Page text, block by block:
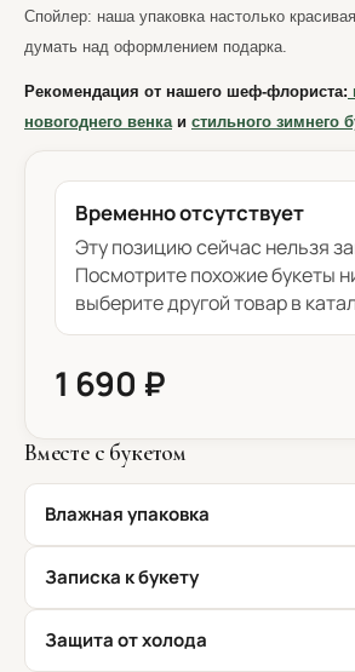
Спойлер: наша упаковка настолько
думать над оформлением подарка.
Рекомендация от нашего шеф-флориста:
новогоднего венкаи стильного зимнего
Временно отсутствует
Эту позицию сейчас нельзя
Посмотрите похожие букеты
выберите другой товар в
1 690 ₽
Вместе с букетом
Влажная упаковка
Записка к букету
Защита от холода